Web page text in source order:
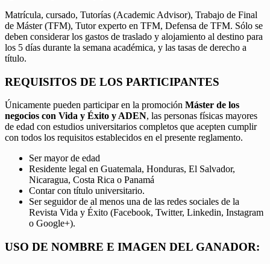
Matrícula, cursado, Tutorías (Academic Advisor), Trabajo de Final
de Máster (TFM), Tutor experto en TFM, Defensa de TFM. Sólo se
deben considerar los gastos de traslado y alojamiento al destino para
los 5 días durante la semana académica, y las tasas de derecho a
título.
REQUISITOS DE LOS PARTICIPANTES
Únicamente pueden participar en la promoción Máster de los
negocios con Vida y Éxito y ADEN, las personas físicas mayores
de edad con estudios universitarios completos que acepten cumplir
con todos los requisitos establecidos en el presente reglamento.
Ser mayor de edad
Residente legal en Guatemala, Honduras, El Salvador,
Nicaragua, Costa Rica o Panamá
Contar con título universitario.
Ser seguidor de al menos una de las redes sociales de la
Revista Vida y Éxito (Facebook, Twitter, Linkedin, Instagram
o Google+).
USO DE NOMBRE E IMAGEN DEL GANADOR: